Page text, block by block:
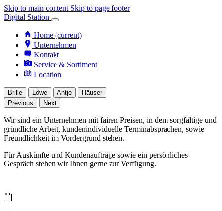
Skip to main content Skip to page footer
Digital Station
Home (current)
Unternehmen
Kontakt
Service & Sortiment
Location
Brille Löwe Antje
Häuser
Previous
Next
Wir sind ein Unternehmen mit fairen Preisen, in dem sorgfältige und
gründliche Arbeit, kundenindividuelle Terminabsprachen, sowie
Freundlichkeit im Vordergrund stehen.
Für Auskünfte und Kundenaufträge sowie ein persönliches
Gespräch stehen wir Ihnen gerne zur Verfügung.